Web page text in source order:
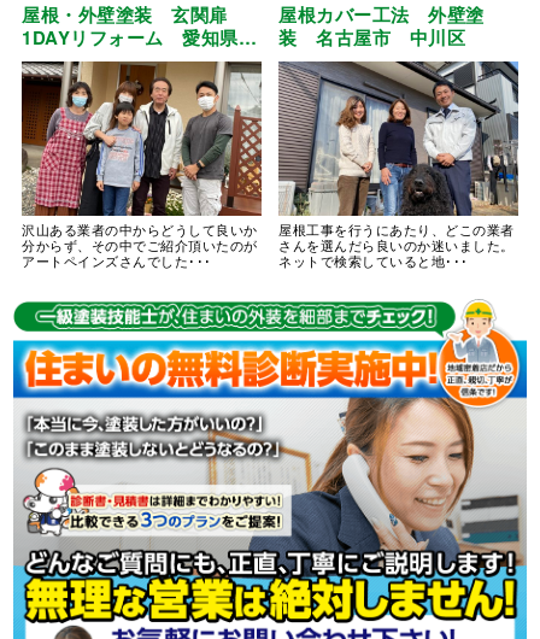
屋根・外壁塗装 玄関扉
1DAYリフォーム 愛知県
江南市
沢山ある業者の中からどうして良いか
分からず、その中でご紹介頂いたのが
アートペインズさんでした･･･
屋根カバー工法 外壁塗
装 名古屋市 中川区
屋根工事を行うにあたり、どこの業者
さんを選んだら良いのか迷いました。
ネットで検索していると地･･･